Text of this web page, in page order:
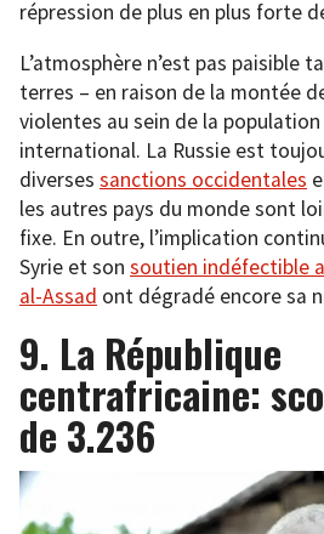
répression de plus en plus forte
L’atmosphère n’est pas paisible
terres – en raison de la montée
violentes au sein de la population
international. La Russie est
diverses sanctions occidentales
les autres pays du monde sont
fixe. En outre, l’implication
Syrie et son soutien indéfectible
al-Assad ont dégradé encore sa
9. La République
centrafricaine:
de 3.236